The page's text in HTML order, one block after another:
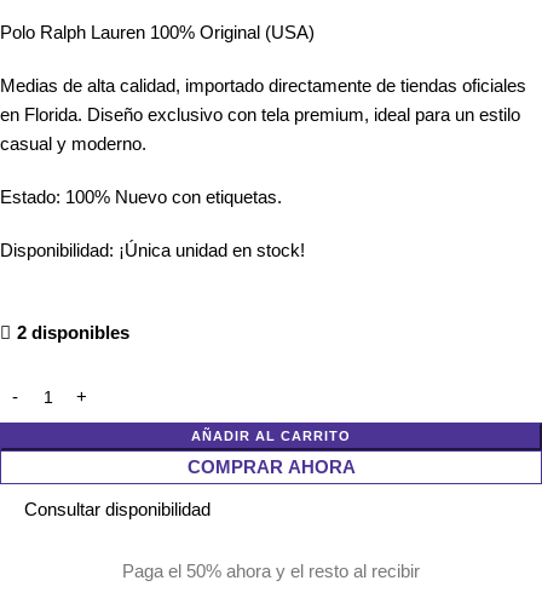
Polo Ralph Lauren 100% Original (USA)
Medias de alta calidad, importado directamente de tiendas oficiales
en Florida. Diseño exclusivo con tela premium, ideal para un estilo
casual y moderno.
Estado: 100% Nuevo con etiquetas.
Disponibilidad: ¡Única unidad en stock!
2 disponibles
AÑADIR AL CARRITO
COMPRAR AHORA
Consultar disponibilidad
Paga el 50% ahora y el resto al recibir